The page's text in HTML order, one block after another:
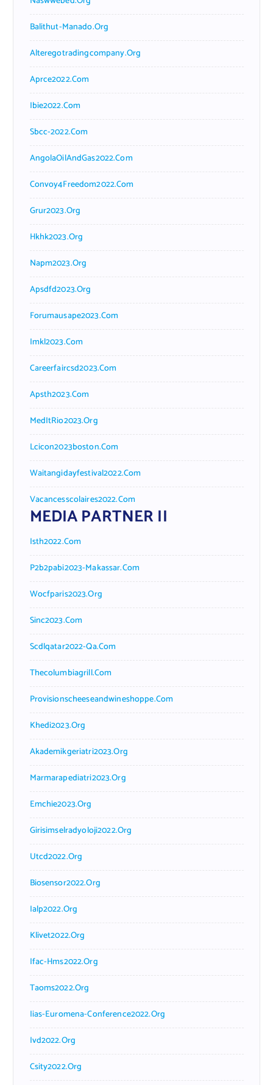
Balithut-Manado.org
Alteregotradingcompany.org
Aprce2022.com
Ibie2022.com
Sbcc-2022.com
AngolaOilAndGas2022.com
Convoy4Freedom2022.com
Grur2023.org
Hkhk2023.org
Napm2023.org
Apsdfd2023.org
Forumausape2023.com
Imkl2023.com
Careerfaircsd2023.com
Apsth2023.com
MedItRio2023.org
Lcicon2023boston.com
Waitangidayfestival2022.com
Vacancesscolaires2022.com
MEDIA PARTNER II
Isth2022.com
P2b2pabi2023-Makassar.com
Wocfparis2023.org
Sinc2023.com
Scdlqatar2022-Qa.com
Thecolumbiagrill.com
Provisionscheeseandwineshoppe.com
Khedi2023.org
Akademikgeriatri2023.org
Marmarapediatri2023.org
Emchie2023.org
Girisimselradyoloji2022.org
Utcd2022.org
Biosensor2022.org
Ialp2022.org
Klivet2022.org
Ifac-Hms2022.org
Taoms2022.org
Iias-Euromena-Conference2022.org
Ivd2022.org
Csity2022.org